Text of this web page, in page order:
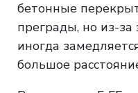
бетонные
преграды, но из-за
иногда
большое